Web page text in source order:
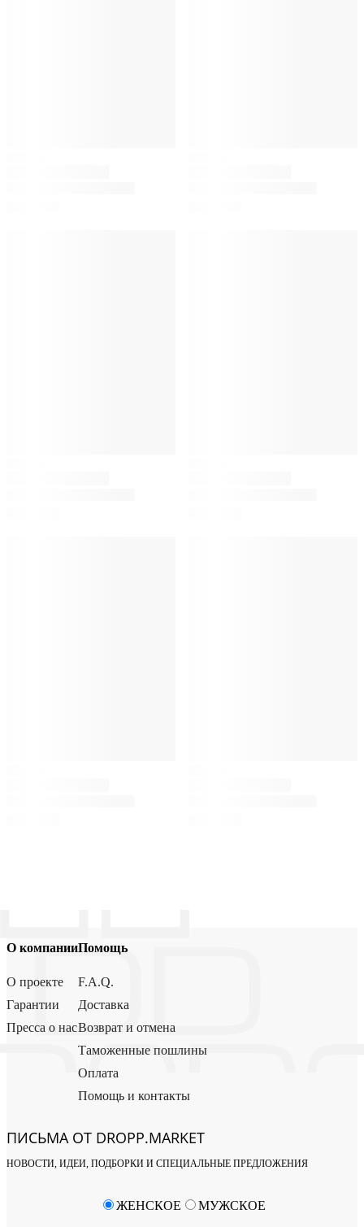
О компании
О проекте
Гарантии
Пресса о нас
Помощь
F.A.Q.
Доставка
Возврат и отмена
Таможенные пошлины
Оплата
Помощь и контакты
ПИСЬМА ОТ DROPP.MARKET
НОВОСТИ, ИДЕИ, ПОДБОРКИ И СПЕЦИАЛЬНЫЕ ПРЕДЛОЖЕНИЯ
ЖЕНСКОЕ МУЖСКОЕ